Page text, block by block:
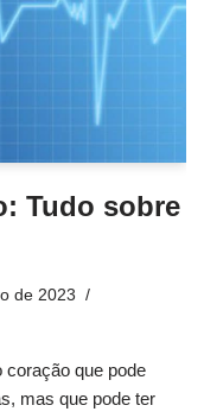
Tudo sobre
de 2023
coração que pode
mas que pode ter